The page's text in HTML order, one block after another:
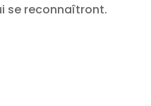
se reconnaîtront.